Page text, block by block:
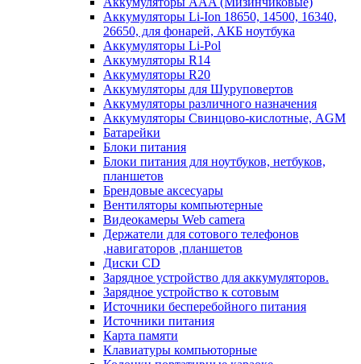
Аккумуляторы Li-Ion 18650, 14500, 16340,
26650, для фонарей, АКБ ноутбука
Аккумуляторы Li-Pol
Аккумуляторы R14
Аккумуляторы R20
Аккумуляторы для Шуруповертов
Аккумуляторы различного назначения
Аккумуляторы Свинцово-кислотные, AGM
Батарейки
Блоки питания
Блоки питания для ноутбуков, нетбуков,
планшетов
Брендовые аксесуары
Вентиляторы компьютерные
Видеокамеры Web camera
Держатели для сотового телефонов
,навигаторов ,планшетов
Диски CD
Зарядное устройство для аккумуляторов.
Зарядное устройство к сотовым
Источники бесперебойного питания
Источники питания
Карта памяти
Клавиатуры компьюторные